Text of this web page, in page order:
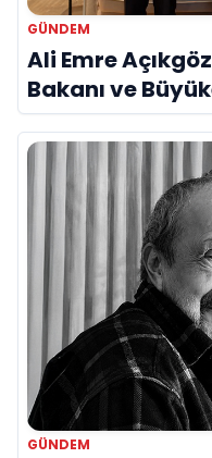
GÜNDEM
Ali Emre
Bakanı ve
Bir Araya Geldi
GÜNDEM